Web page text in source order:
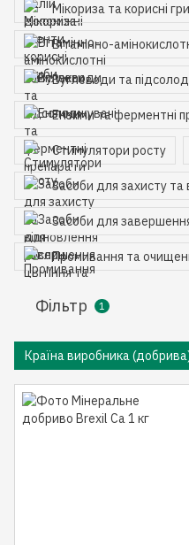
Мікориза та корисні
Вітамінно-
Вуглеводи та
Ензими та ферментні
Стимулятори росту
Засоби для захисту та
Засоби для
Промивання та
Фільтр 1
Країна виробника